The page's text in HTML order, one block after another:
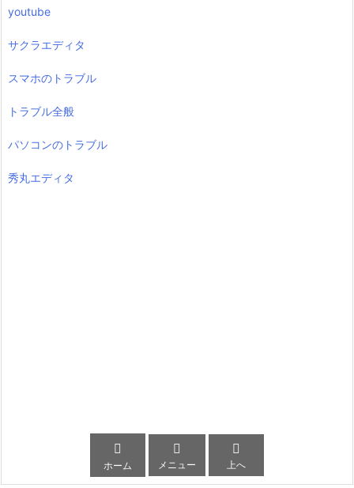
youtube
サクラエディタ
スマホのトラブル
トラブル全般
パソコンのトラブル
秀丸エディタ

ホーム

メニュー

上へ